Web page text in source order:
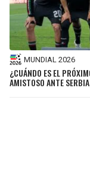
MUNDIAL 2026
¿CUÁNDO ES EL
AMISTOSO ANTE